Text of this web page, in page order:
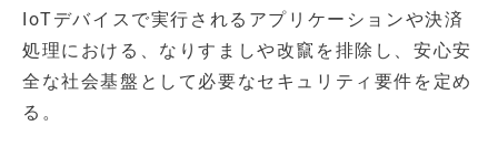
IoTデバイスで実行されるアプリケーションや決済
処理における、なりすましや改竄を排除し、安心安
全な社会基盤として必要なセキュリティ要件を定め
る。